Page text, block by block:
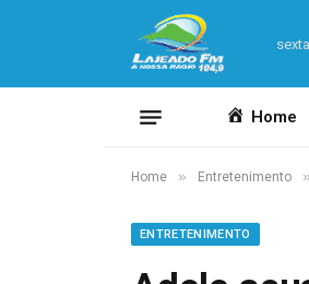
Home
Home » Entretenimento »
ENTRETENIMENTO